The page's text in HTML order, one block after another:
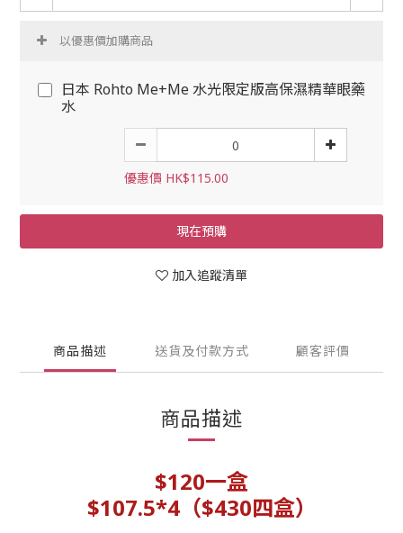
以優惠價加購商品
日本 Rohto Me+Me 水光限定版高保濕精華眼藥
水
優惠價 HK$115.00
現在預購
加入追蹤清單
商品描述 送貨及付款方式 顧客評價
商品描述
$120一盒
$107.5*4（$430四盒）